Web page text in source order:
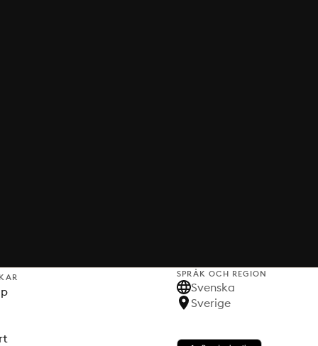
SPRÅK OCH REGION
Svenska
Sverige